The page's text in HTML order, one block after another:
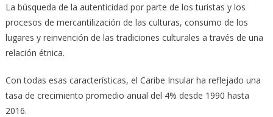
La búsqueda de la autenticidad por parte de los turistas y los
procesos de mercantilización de las culturas, consumo de los
lugares y reinvención de las tradiciones culturales a través de una
relación étnica.
Con todas esas características, el Caribe Insular ha reflejado una
tasa de crecimiento promedio anual del 4% desde 1990 hasta
2016.